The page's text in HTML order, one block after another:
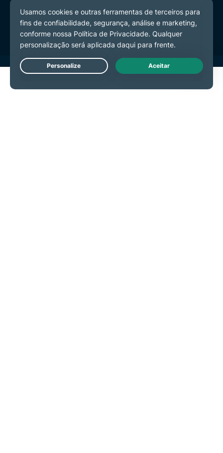
Termos de Serviço
Preferências de Cookies
Live Chat